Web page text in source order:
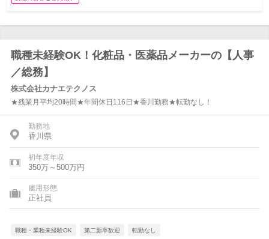
職種未経験OK！化粧品・医薬品メーカーの【人事
／総務】
株式会社カナエテクノス
★残業月平均20時間★年間休日116日★香川勤務★転勤なし！
勤務地
香川県
初年度年収
350万～500万円
雇用形態
正社員
職種・業種未経験OK 第二新卒歓迎 転勤なし